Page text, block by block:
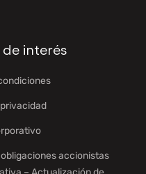
interés
accionistas